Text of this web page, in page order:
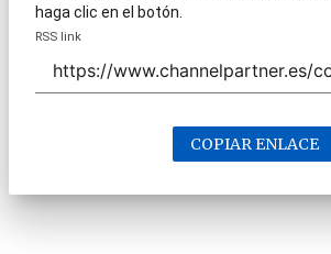
haga clic en el botón.
RSS link
COPIAR ENLACE